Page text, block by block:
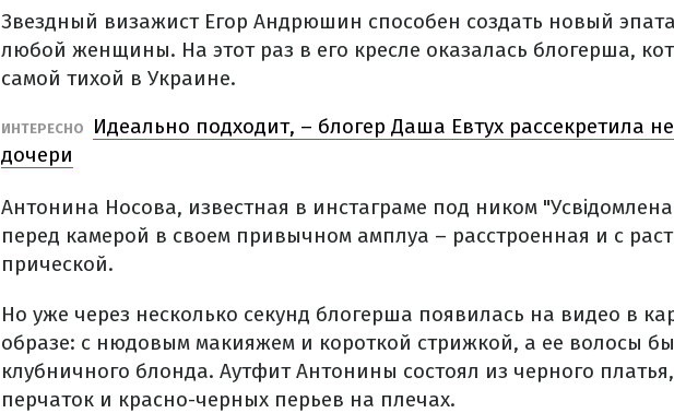
Звездный визажист Егор Андрюшин способен создать новый
любой женщины. На этот раз в его кресле оказалась блогерша,
самой тихой в Украине.
ИНТЕРЕСНО
Идеально подходит, – блогер Даша Евтух рассекретила
дочери
Антонина Носова, известная в инстаграме под ником
перед камерой в своем привычном амплуа – расстроенная и с
прической.
Но уже через несколько секунд блогерша появилась на видео в
образе: с нюдовым макияжем и короткой стрижкой, а ее волосы
клубничного блонда. Аутфит Антонины состоял из черного
перчаток и красно-черных перьев на плечах.